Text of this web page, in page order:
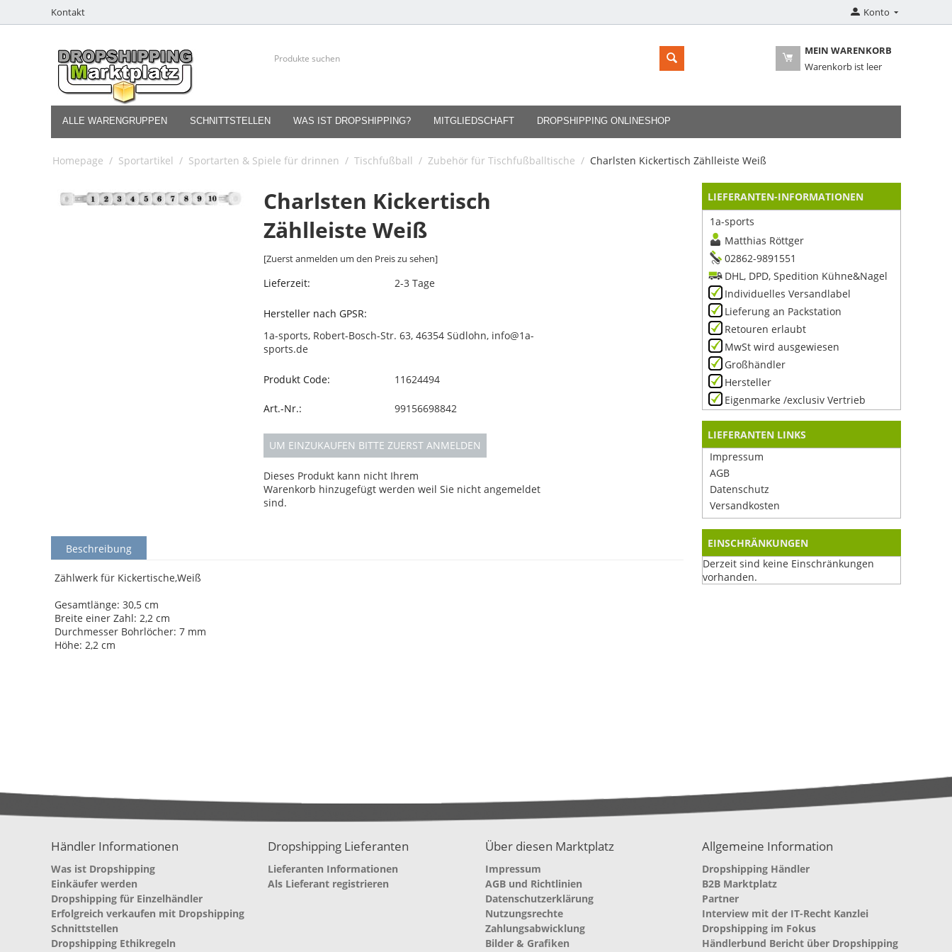
Kontakt Konto
MEIN WARENKORB
Warenkorb ist leer
ALLE WARENGRUPPEN SCHNITTSTELLEN WAS IST DROPSHIPPING? MITGLIEDSCHAFT DROPSHIPPING ONLINESHOP
Homepage / Sportartikel / Sportarten & Spiele für drinnen / Tischfußball / Zubehör für Tischfußballtische / Charlsten Kickertisch Zählleiste Weiß
Charlsten Kickertisch
Zählleiste Weiß
[Zuerst anmelden um den Preis zu sehen]
Lieferzeit: 2-3 Tage
Hersteller nach GPSR:
1a-sports, Robert-Bosch-Str. 63, 46354 Südlohn, info@1a-
sports.de
Produkt Code: 11624494
Art.-Nr.: 99156698842
UM EINZUKAUFEN BITTE ZUERST ANMELDEN
Dieses Produkt kann nicht Ihrem
Warenkorb hinzugefügt werden weil Sie nicht angemeldet
sind.
Beschreibung
Zählwerk für Kickertische,Weiß
Gesamtlänge: 30,5 cm
Breite einer Zahl: 2,2 cm
Durchmesser Bohrlöcher: 7 mm
Höhe: 2,2 cm
LIEFERANTEN-INFORMATIONEN
1a-sports
Matthias Röttger
02862-9891551
DHL, DPD, Spedition Kühne&Nagel
Individuelles Versandlabel
Lieferung an Packstation
Retouren erlaubt
MwSt wird ausgewiesen
Großhändler
Hersteller
Eigenmarke /exclusiv Vertrieb
LIEFERANTEN LINKS
Impressum
AGB
Datenschutz
Versandkosten
EINSCHRÄNKUNGEN
Derzeit sind keine Einschränkungen
vorhanden.
Händler Informationen
Was ist Dropshipping
Einkäufer werden
Dropshipping für Einzelhändler
Erfolgreich verkaufen mit Dropshipping
Schnittstellen
Dropshipping Ethikregeln
Dropshipping Lieferanten
Lieferanten Informationen
Als Lieferant registrieren
Über diesen Marktplatz
Impressum
AGB und Richtlinien
Datenschutzerklärung
Nutzungsrechte
Zahlungsabwicklung
Bilder & Grafiken
Allgemeine Information
Dropshipping Händler
B2B Marktplatz
Partner
Interview mit der IT-Recht Kanzlei
Dropshipping im Fokus
Händlerbund Bericht über Dropshipping